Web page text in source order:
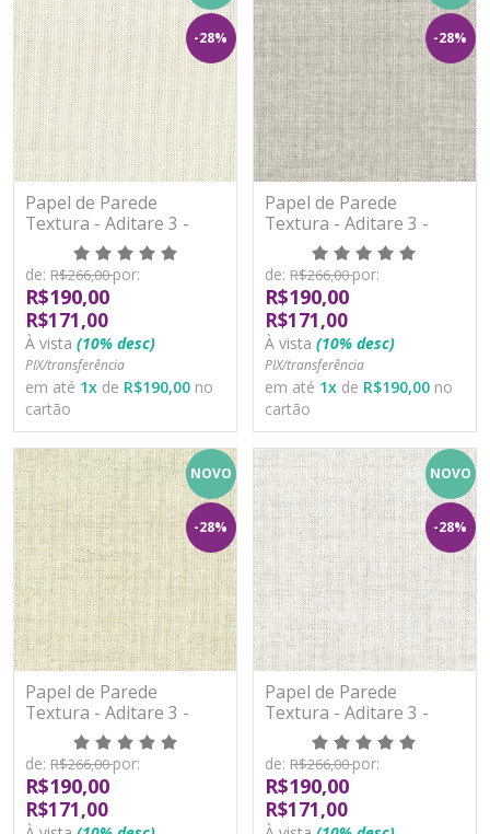
-28%
Papel de Parede
Textura - Aditare 3 -
AD300201R - Vinílico
de: R$266,00por:
R$190,00
R$171,00
À vista (10% desc)
PIX/transferência
em até 1x de R$190,00 no
cartão
-28%
Papel de Parede
Textura - Aditare 3 -
AD300202R - Vinílico
de: R$266,00por:
R$190,00
R$171,00
À vista (10% desc)
PIX/transferência
em até 1x de R$190,00 no
cartão
NOVO
-28%
Papel de Parede
Textura - Aditare 3 -
AD300203R - Vinílico
de: R$266,00por:
R$190,00
R$171,00
NOVO
-28%
Papel de Parede
Textura - Aditare 3 -
AD300204R - Vinílico
de: R$266,00por:
R$190,00
R$171,00